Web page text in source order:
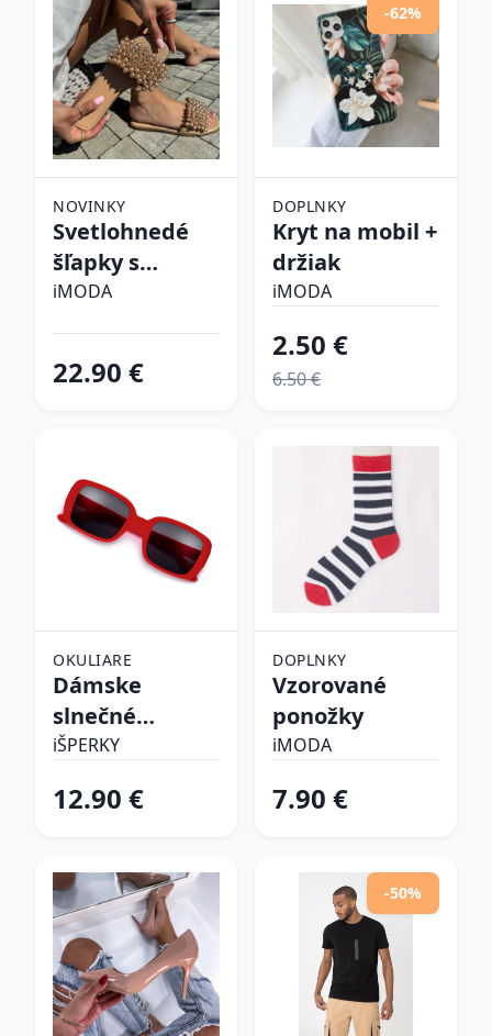
NOVINKY
Svetlohnedé
šľapky s
perličkami
iMODA
22.90 €
-62%
DOPLNKY
Kryt na mobil +
držiak
iMODA
2.50 €
6.50 €
OKULIARE
Dámske
slnečné
okuliare
iŠPERKY
12.90 €
DOPLNKY
Vzorované
ponožky
iMODA
7.90 €
-50%